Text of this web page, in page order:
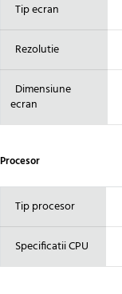
Tip ecran
Rezolutie
Dimensiune
ecran
Procesor
Tip procesor
Specificatii CPU